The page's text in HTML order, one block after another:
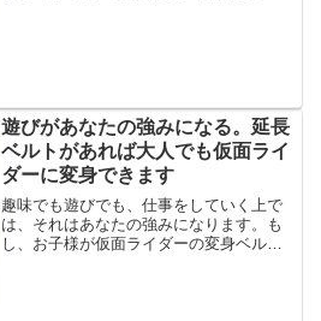
遊びがあなたの強みになる。延長
ベルトがあれば大人でも仮面ライ
ダーに変身できます
趣味でも遊びでも、仕事をしていく上で
は、それはあなたの強みになります。も
し、お子様が仮面ライダーの変身ベルト